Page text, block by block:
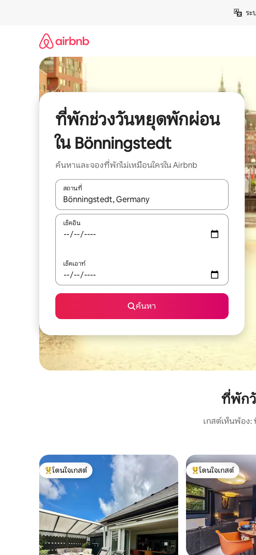
ระ
ที่พักช่วงวันหยุดพักผ่อน
ใน Bönningstedt
ค้นหาและจองที่พักไม่เหมือนใครใน Airbnb
สถานที่
ใช้ลูกศรขึ้นลง หรือใช้การสัมผัสหรือปัด เพื่อสำรวจผลการค้นหา
เช็คอิน
เช็คเอาท์
ค้นหา
ที่พัก
เกสต์เห็นพ้อง
โดนใจเกสต์ที่สุด
โดนใจเกสต์
โดนใจเกสต์ที่สุด
โดนใจเกสต์